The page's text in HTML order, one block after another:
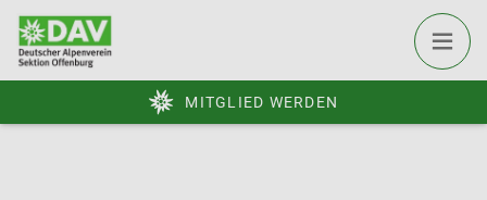
MITGLIED WERDEN